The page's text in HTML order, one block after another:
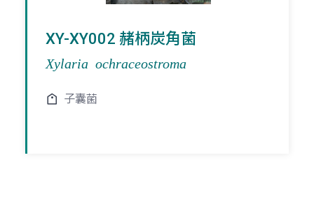
XY-XY002 赭柄炭角菌
Xylaria ochraceostroma
子囊菌